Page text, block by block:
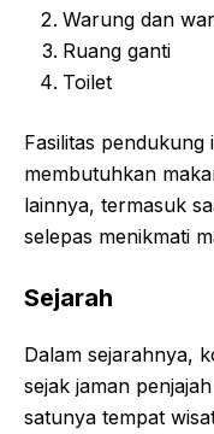
Warung dan
Ruang ganti
Toilet
Fasilitas
membutuhkan
lainnya, termasuk
selepas menikmati
Sejarah
Dalam sejarahnya,
sejak jaman
satunya tempat